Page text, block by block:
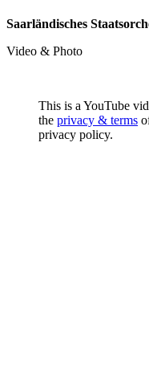
Saarländisches
Video & Photo
This is a YouTube
the privacy & terms
privacy policy.